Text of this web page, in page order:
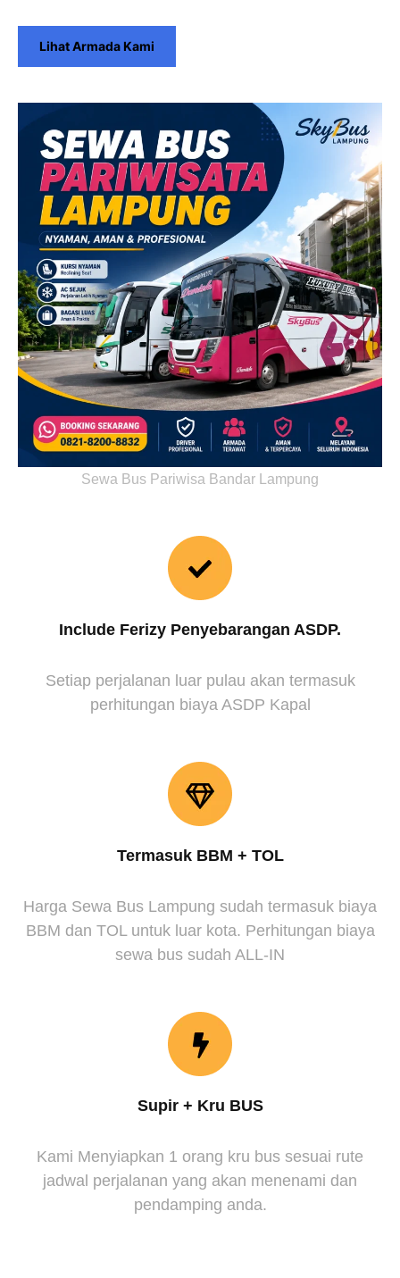
Lihat Armada Kami
Sewa Bus Pariwisa Bandar Lampung
Include Ferizy Penyebarangan ASDP.
Setiap perjalanan luar pulau akan termasuk
perhitungan biaya ASDP Kapal
Termasuk BBM + TOL
Harga Sewa Bus Lampung sudah termasuk biaya
BBM dan TOL untuk luar kota. Perhitungan biaya
sewa bus sudah ALL-IN
Supir + Kru BUS
Kami Menyiapkan 1 orang kru bus sesuai rute
jadwal perjalanan yang akan menenami dan
pendamping anda.